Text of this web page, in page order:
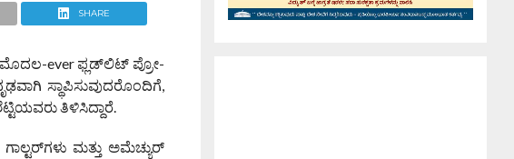
SHARE
ಮೊದಲ-ever ಫ್ಲಡ್‌ಲಿಟ್ ಪ್ರೋ-
ಸ್ಥಾಪಿಸುವುದರೊಂದಿಗೆ,
ತಿಳಿಸಿದ್ದಾರೆ.
ಮತ್ತು ಅಮೆಚ್ಯುರ್